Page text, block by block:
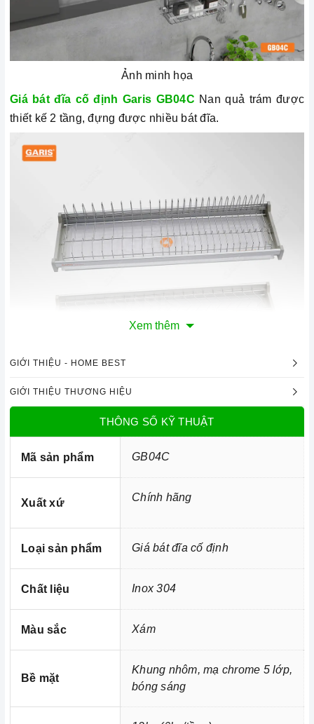
Ảnh minh họa
Giá bát đĩa cố định Garis GB04C Nan quả trám được
thiết kế 2 tầng, đựng được nhiều bát đĩa.
Ảnh minh họa
Giá bát đĩa cố định Garis GB04C
với chất liệu inox 304,
Xem thêm
GIỚI THIỆU - HOME BEST
GIỚI THIỆU THƯƠNG HIỆU
THÔNG SỐ KỸ THUẬT
Mã sản phẩm GB04C
Xuất xứ Chính hãng
Loại sản phẩm Giá bát đĩa cố định
Chất liệu Inox 304
Màu sắc Xám
Bề mặt
Khung nhôm, mạ chrome 5 lớp,
bóng sáng